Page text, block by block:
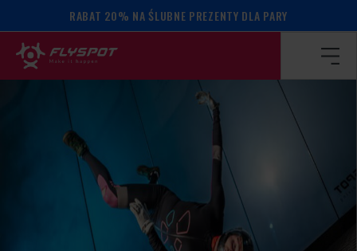
RABAT 20% NA ŚLUBNE PREZENTY DLA PARY
Strona główna / Kalendarz wydarzeń / Ed Cracknell camp!